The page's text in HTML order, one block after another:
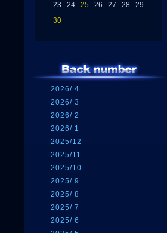
23
24 25 26 27 28
29
30
2026/ 4
2026/ 3
2026/ 2
2026/ 1
2025/12
2025/11
2025/10
2025/ 9
2025/ 8
2025/ 7
2025/ 6